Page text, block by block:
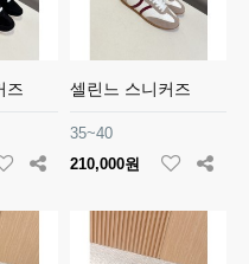
즈 셀린느 스니커즈
35~40
210,000원